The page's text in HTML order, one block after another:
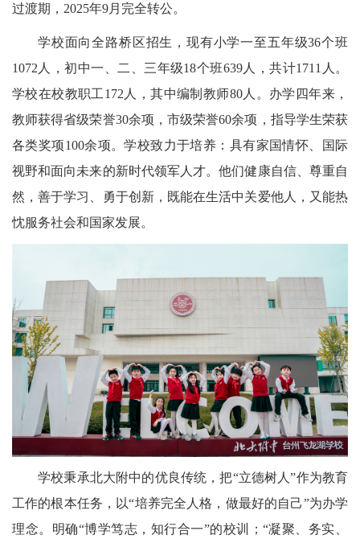
过渡期，2025年9月完全转公。
学校面向全路桥区招生，现有小学一至五年级36个班
1072人，初中一、二、三年级18个班639人，共计1711人。
学校在校教职工172人，其中编制教师80人。办学四年来，
教师获得省级荣誉30余项，市级荣誉60余项，指导学生荣获
各类奖项100余项。学校致力于培养：具有家国情怀、国际
视野和面向未来的新时代领军人才。他们健康自信、尊重自
然，善于学习、勇于创新，既能在生活中关爱他人，又能热
忱服务社会和国家发展。
学校秉承北大附中的优良传统，把“立德树人”作为教育
工作的根本任务，以“培养完全人格，做最好的自己”为办学
理念。明确“博学笃志，知行合一”的校训；“凝聚、务实、